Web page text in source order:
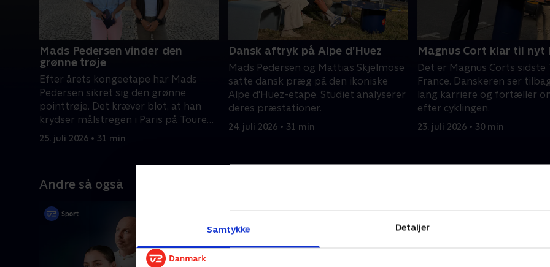
Samtykke Detaljer
Mads Pedersen vinder den
grønne trøje
Efter årets kongeetape har Mads
Pedersen sikret sig den grønne
pointtrøje. Det kræver blot, at han
krydser målstregen i Paris på Tourens
sidste etape.
25. juli 2026 • 31 min
Dansk aftryk på Alpe d'Huez
Mads Pedersen og Mattias Skjelmose
satte dansk præg på den ikoniske
Alpe d'Huez-etape. Studiet analyserer
deres præstationer.
24. juli 2026 • 31 min
Magnus Cort klar til nyt
Det er Magnus Corts sidste
France. Danskeren ser
lang karriere og fortæller
efter cyklingen.
23. juli 2026 • 30 min
Andre så også